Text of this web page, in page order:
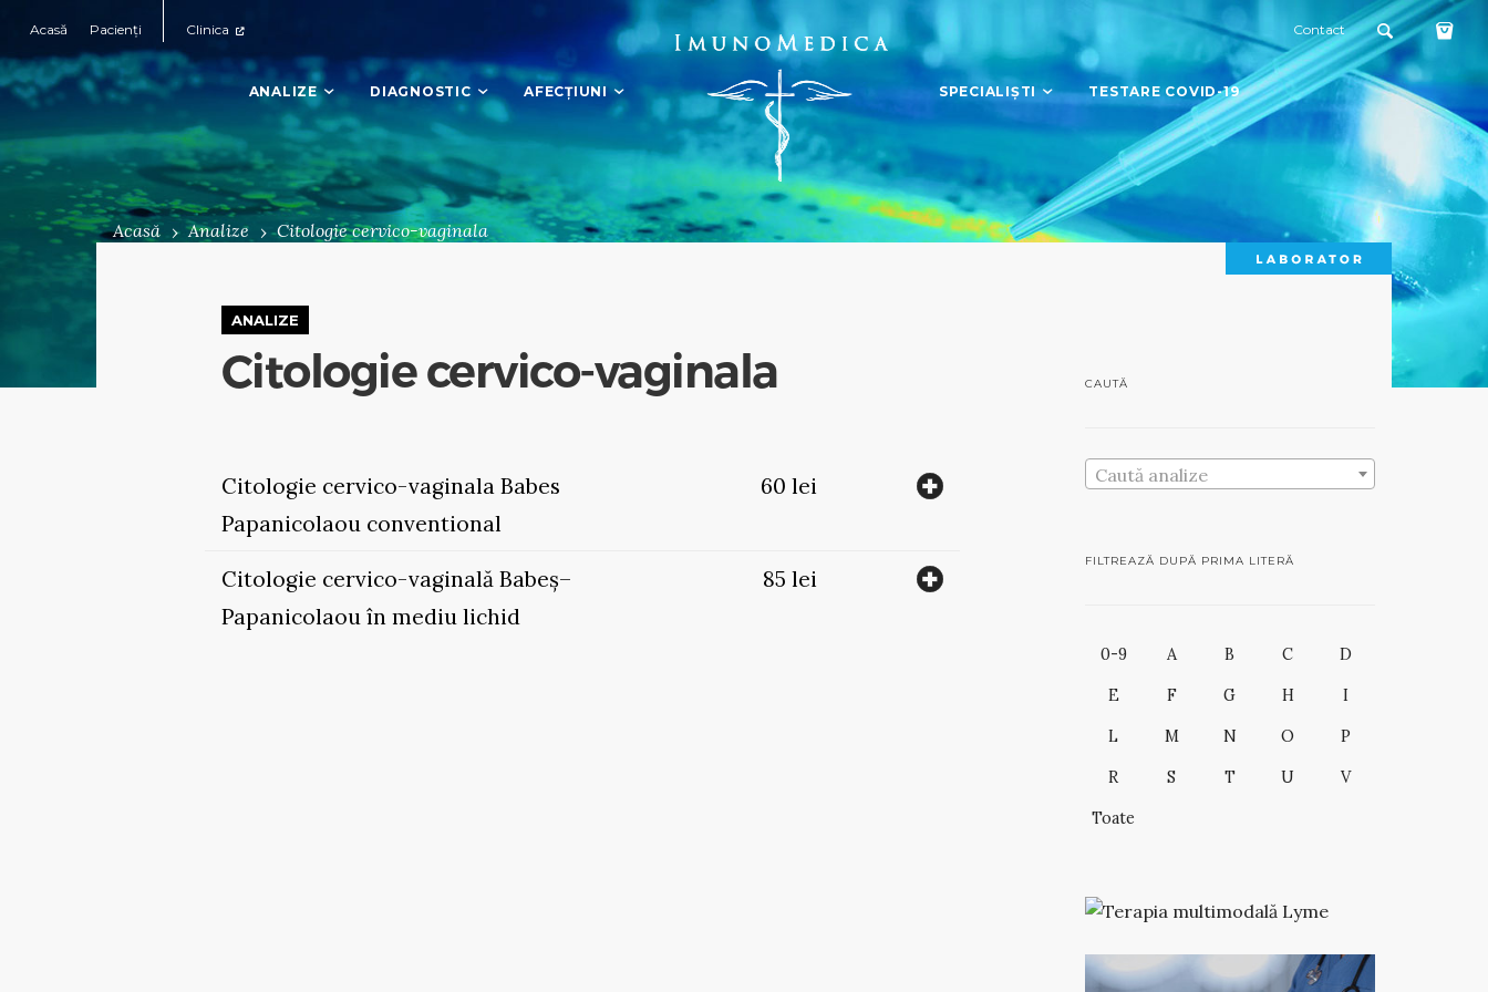
Acasă Pacienți Clinica Contact
ANALIZE DIAGNOSTIC AFECȚIUNI SPECIALIȘTI TESTARE COVID-19
Acasă Analize Citologie cervico-vaginala
ANALIZE
Citologie cervico-vaginala
Citologie cervico-vaginala Babes
Papanicolaou conventional
60 lei
Citologie cervico-vaginală Babeș–
Papanicolaou în mediu lichid
85 lei
CAUTĂ
Caută analize
FILTREAZĂ DUPĂ PRIMA LITERĂ
0-9 A B C D
E F G H I
L M N O P
R S T U V
Toate